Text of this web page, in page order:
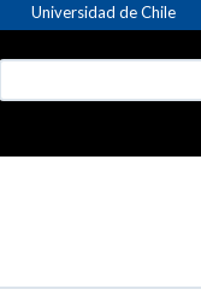
Universidad de Chile